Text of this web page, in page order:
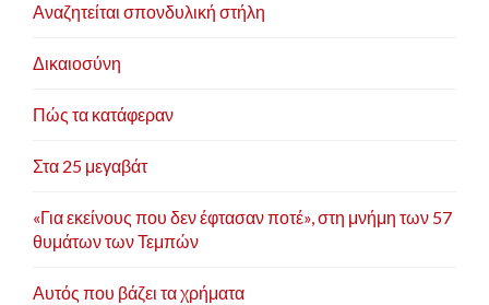
Αναζητείται σπονδυλική στήλη
Δικαιοσύνη
Πώς τα κατάφεραν
Στα 25 μεγαβάτ
«Για εκείνους που δεν έφτασαν ποτέ», στη μνήμη των 57
θυμάτων των Τεμπών
Αυτός που βάζει τα χρήματα